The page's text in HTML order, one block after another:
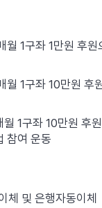
월 1구좌 1만원 후
월 1구좌 10만원 후
월 1구좌 10만원 후
참여 운동
체 및 은행자동이체